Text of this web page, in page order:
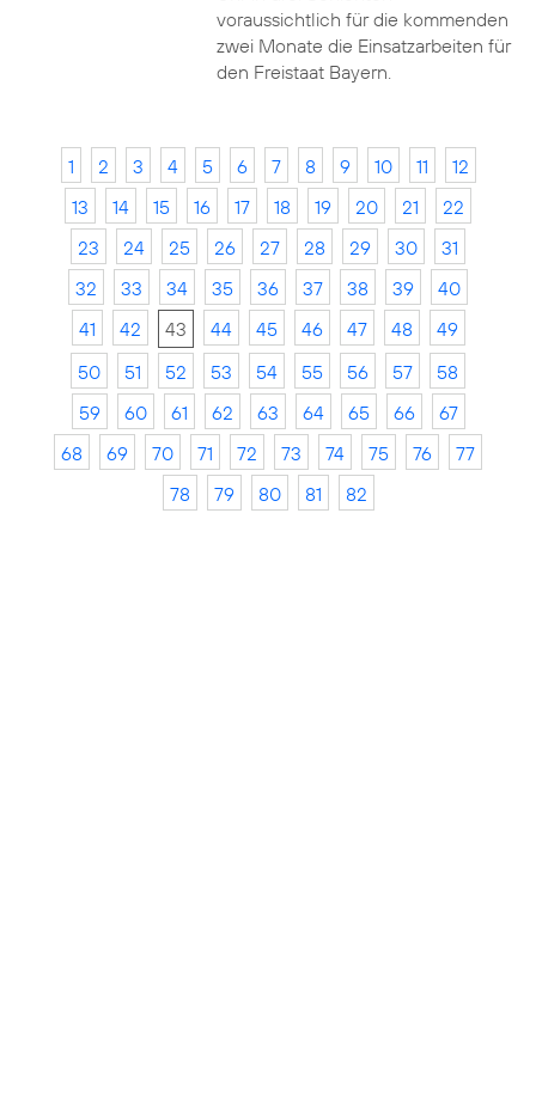
voraussichtlich für die kommenden
zwei Monate die Einsatzarbeiten für
den Freistaat Bayern.
1 2 3 4 5 6 7 8 9 10 11
12
13
14 15 16 17 18 19 20 21
22
23
24 25 26 27 28 29 30
31
32
33 34 35 36 37 38 39
40
41
42 43 44 45 46 47 48
49
50
51 52 53 54 55 56 57
58
59
60 61 62 63 64 65 66
67
68
69 70 71 72 73 74 75 76
77
78
79 80 81 82